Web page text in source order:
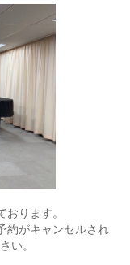
ります。
約がキャンセルされ
い。